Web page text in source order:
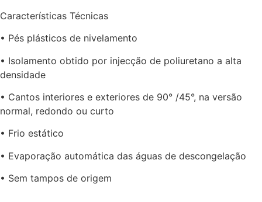
Características Técnicas
• Pés plásticos de nivelamento
• Isolamento obtido por injecção de poliuretano a alta
densidade
• Cantos interiores e exteriores de 90° /45°, na versão
normal, redondo ou curto
• Frio estático
• Evaporação automática das águas de descongelação
• Sem tampos de origem